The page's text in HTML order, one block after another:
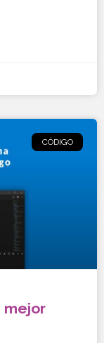
CÓDIGO
mejor